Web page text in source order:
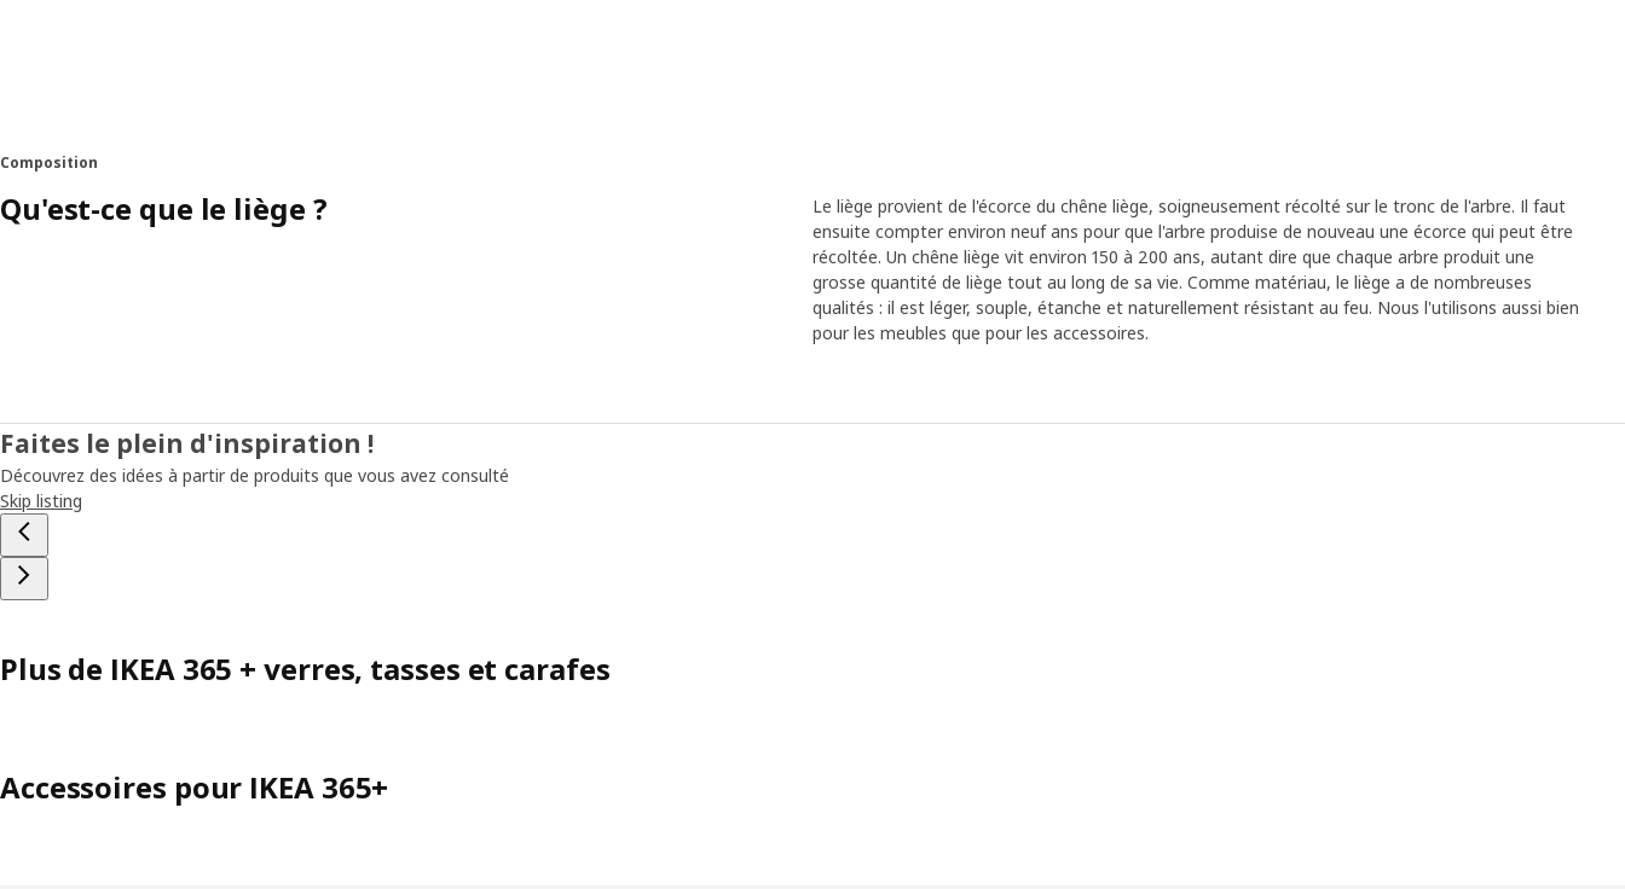
Composition
Qu'est-ce que le liège ?
Le liège provient de l'écorce du chêne liège, soigneusement récolté sur le tronc de l'arbre. Il faut
ensuite compter environ neuf ans pour que l'arbre produise de nouveau une écorce qui peut être
récoltée. Un chêne liège vit environ 150 à 200 ans, autant dire que chaque arbre produit une
grosse quantité de liège tout au long de sa vie. Comme matériau, le liège a de nombreuses
qualités : il est léger, souple, étanche et naturellement résistant au feu. Nous l'utilisons aussi bien
pour les meubles que pour les accessoires.
Faites le plein d'inspiration !
Découvrez des idées à partir de produits que vous avez consulté
Skip listing
Plus de IKEA 365 + verres, tasses et carafes
Accessoires pour IKEA 365+